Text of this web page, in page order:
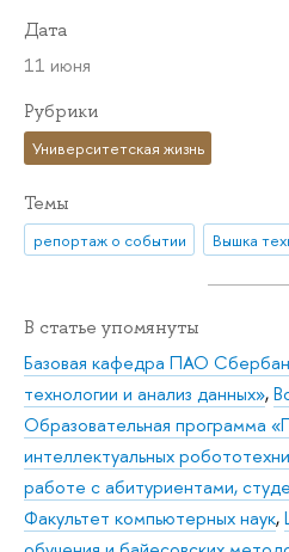
Дата
11 июня
Рубрики
Университетская жизнь
Темы
репортаж о событии Вышка
В статье упомянуты
Базовая кафедра ПАО
технологии и анализ данных»,
Образовательная программа
интеллектуальных
работе с абитуриентами,
Факультет компьютерных наук,